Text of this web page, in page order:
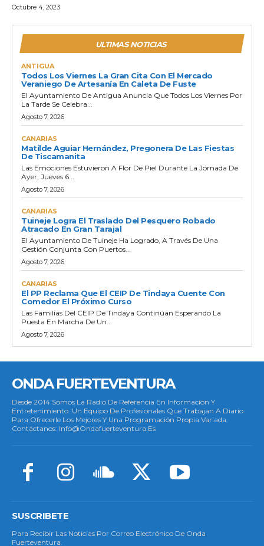
Octubre 4, 2023
ULTIMAS NOTICIAS
ANTIGUA
Todos Los Viernes La Gran Cita Con El Mercado
Veraniego De Artesanía En Caleta De Fuste
El Ayuntamiento De Antigua Anuncia Que Todos Los Viernes Por
La Tarde Se Celebra...
Agosto 7, 2026
CANARIAS
Matilde Aguiar Hernández, Pregonera De Las Fiestas
De Tiscamanita
Las Emociones Estuvieron A Flor De Piel Durante La Jornada De
Ayer, Jueves 6...
Agosto 7, 2026
CANARIAS
Tuineje Logra El Traslado Del Pesquero Robado
Atracado En Gran Tarajal
El Ayuntamiento De Tuineje Ha Logrado, A Través De Una
Gestión Conjunta Con Puertos...
Agosto 7, 2026
CANARIAS
El PP Reclama Que El CEIP De Tindaya Cuente Con
Comedor El Próximo Curso
Las Familias Del CEIP De Tindaya Continúan Esperando La
Puesta En Marcha De Un...
Agosto 7, 2026
ONDA FUERTEVENTURA
Desde 2014 Somos La Radio De Referencia En Información Y
Entretenimiento. Un Equipo De Profesionales Que Trabajan A Diario
Para Ofrecerle Los Mejores Y Una Programación Propia Variada.
Contáctanos: Info@ondafuerteventura.es
SUSCRIBETE
Para Recibir Las Noticias Por Correo Electrónico De Onda
Fuerteventura.